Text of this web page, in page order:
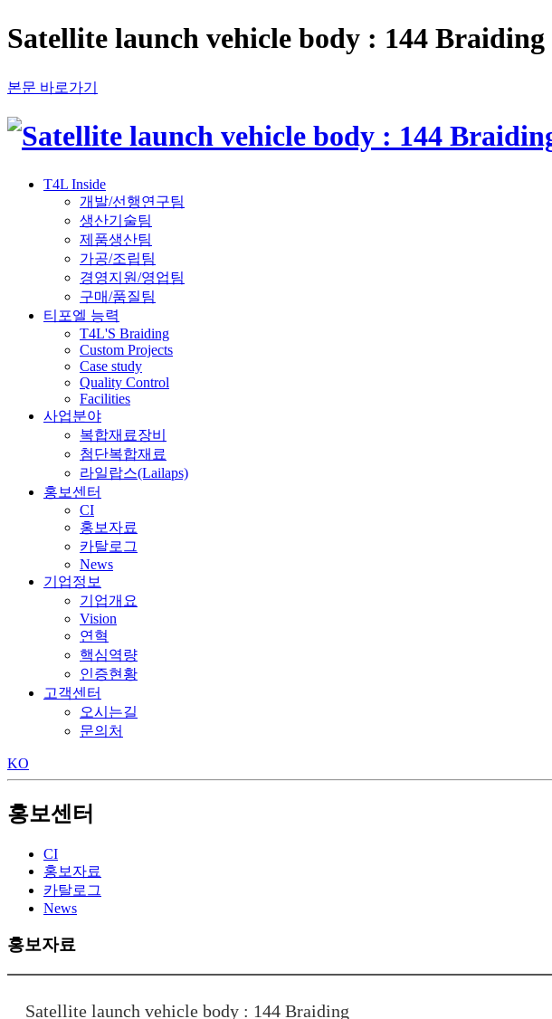
Satellite launch vehicle body : 144
본문 바로가기
T4L Inside
개발/선행연구팀
생산기술팀
제품생산팀
가공/조립팀
경영지원/영업팀
구매/품질팀
티포엘 능력
T4L'S Braiding
Custom Projects
Case study
Quality Control
Facilities
사업분야
복합재료장비
첨단복합재료
라일랍스(Lailaps)
홍보센터
CI
홍보자료
카탈로그
News
기업정보
기업개요
Vision
연혁
핵심역량
인증현황
고객센터
오시는길
문의처
KO
홍보센터
CI
홍보자료
카탈로그
News
홍보자료
Satellite launch vehicle body : 144 Braiding